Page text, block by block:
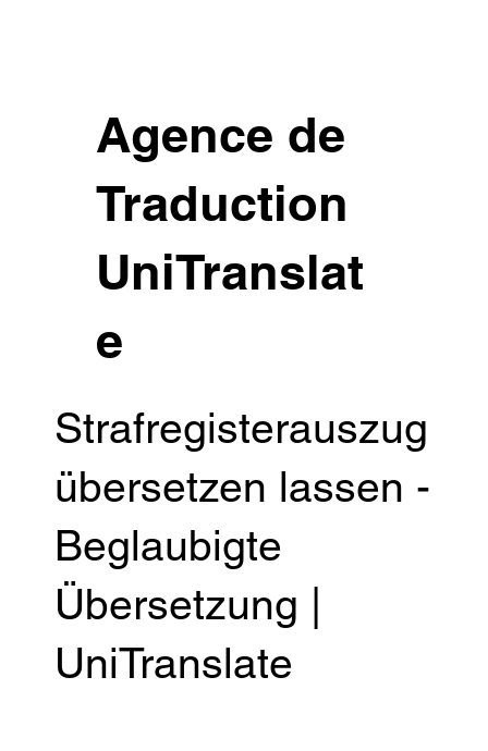
Agence de
Traduction
UniTranslat
e
Strafregisterauszug
übersetzen lassen -
Beglaubigte
Übersetzung |
UniTranslate